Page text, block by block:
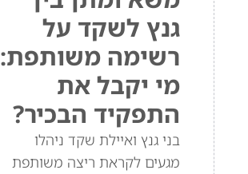
גנץ לשקד על
רשימה משותפת:
מי יקבל את
התפקיד הבכיר?
בני גנץ ואיילת שקד ניהלו
מגעים לקראת ריצה משותפת